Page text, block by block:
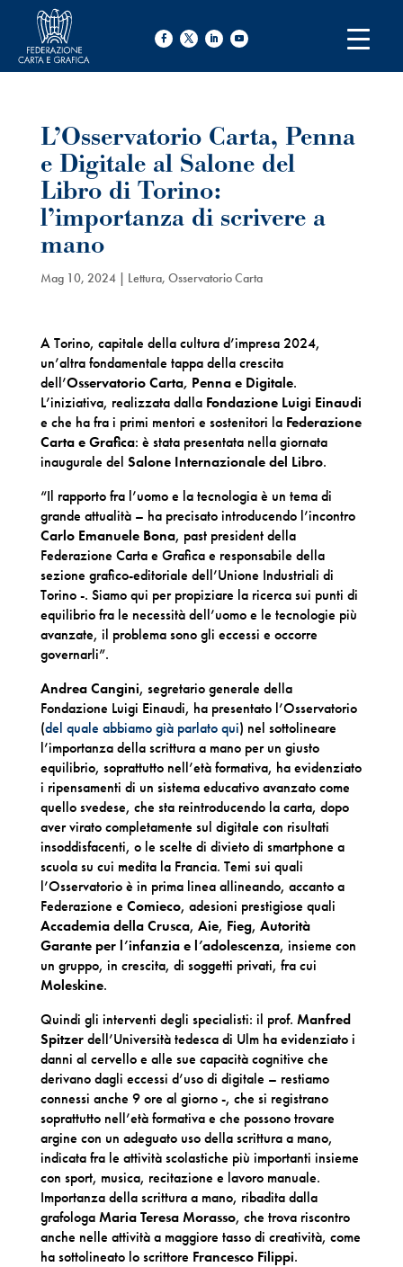
L’Osservatorio Carta, Penna
e Digitale al Salone del
Libro di Torino:
l’importanza di scrivere a
mano
Mag 10, 2024| Lettura, Osservatorio Carta
A Torino, capitale della cultura d’impresa 2024,
un’altra fondamentale tappa della crescita
dell’Osservatorio Carta, Penna e Digitale.
L’iniziativa, realizzata dalla Fondazione Luigi Einaudi
e che ha fra i primi mentori e sostenitori la Federazione
Carta e Grafica: è stata presentata nella giornata
inaugurale del Salone Internazionale del Libro.
“Il rapporto fra l’uomo e la tecnologia è un tema di
grande attualità – ha precisato introducendo l’incontro
Carlo Emanuele Bona, past president della
Federazione Carta e Grafica e responsabile della
sezione grafico-editoriale dell’Unione Industriali di
Torino -. Siamo qui per propiziare la ricerca sui punti di
equilibrio fra le necessità dell’uomo e le tecnologie più
avanzate, il problema sono gli eccessi e occorre
governarli”.
Andrea Cangini, segretario generale della
Fondazione Luigi Einaudi, ha presentato l’Osservatorio
(del quale abbiamo già parlato qui) nel sottolineare
l’importanza della scrittura a mano per un giusto
equilibrio, soprattutto nell’età formativa, ha evidenziato
i ripensamenti di un sistema educativo avanzato come
quello svedese, che sta reintroducendo la carta, dopo
aver virato completamente sul digitale con risultati
insoddisfacenti, o le scelte di divieto di smartphone a
scuola su cui medita la Francia. Temi sui quali
l’Osservatorio è in prima linea allineando, accanto a
Federazione e Comieco, adesioni prestigiose quali
Accademia della Crusca, Aie, Fieg, Autorità
Garante per l’infanzia e l’adolescenza, insieme con
un gruppo, in crescita, di soggetti privati, fra cui
Moleskine.
Quindi gli interventi degli specialisti: il prof. Manfred
Spitzerdell’Università tedesca di Ulm ha evidenziato i
danni al cervello e alle sue capacità cognitive che
derivano dagli eccessi d’uso di digitale – restiamo
connessi anche 9 ore al giorno -, che si registrano
soprattutto nell’età formativa e che possono trovare
argine con un adeguato uso della scrittura a mano,
indicata fra le attività scolastiche più importanti insieme
con sport, musica, recitazione e lavoro manuale.
Importanza della scrittura a mano, ribadita dalla
grafologaMaria Teresa Morasso, che trova riscontro
anche nelle attività a maggiore tasso di creatività, come
ha sottolineato lo scrittore Francesco Filippi.